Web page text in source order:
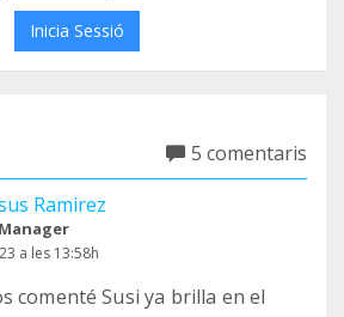
Inicia Sessió
5 comentaris
Ramirez
a les 13:58h
comenté Susi ya brilla en el